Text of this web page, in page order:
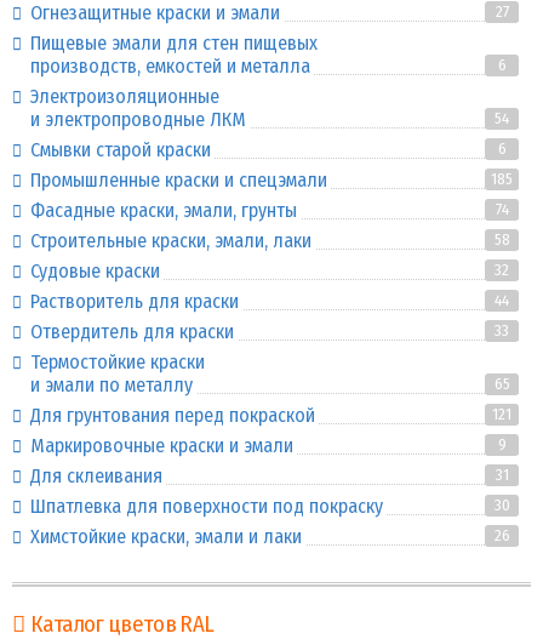
Огнезащитные краски и эмали 27
Пищевые эмали для стен пищевых
производств, емкостей и металла
6
Электроизоляционные
и электропроводные ЛКМ
54
Смывки старой краски 6
Промышленные краски и спецэмали 185
Фасадные краски, эмали, грунты 74
Строительные краски, эмали, лаки 58
Судовые краски 32
Растворитель для краски 44
Отвердитель для краски 33
Термостойкие краски
и эмали по металлу
65
Для грунтования перед покраской 121
Маркировочные краски и эмали 9
Для склеивания 31
Шпатлевка для поверхности под покраску 30
Химстойкие краски, эмали и лаки 26
Каталог цветов RAL